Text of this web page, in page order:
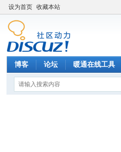
设为首页 收藏本站
博客 论坛 暖通在线工具